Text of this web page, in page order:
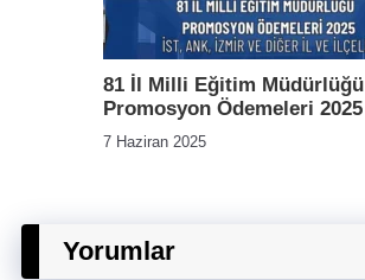
81 İl Milli Eğitim Müdürlüğü
Promosyon Ödemeleri 2025
7 Haziran 2025
Yorumlar